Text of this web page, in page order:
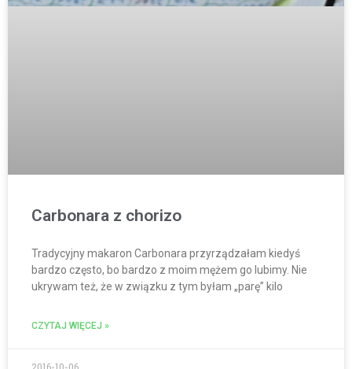
Carbonara z chorizo
Tradycyjny makaron Carbonara przyrządzałam kiedyś
bardzo często, bo bardzo z moim mężem go lubimy. Nie
ukrywam też, że w związku z tym byłam „parę” kilo
CZYTAJ WIĘCEJ »